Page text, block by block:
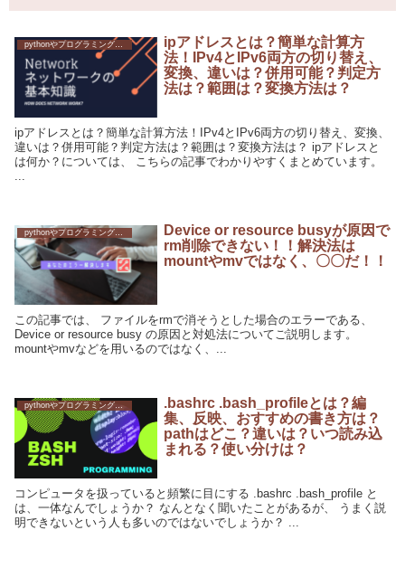
ipアドレスとは？簡単な計算方
法！IPv4とIPv6両方の切り替え、
変換、違いは？併用可能？判定方
法は？範囲は？変換方法は？
ipアドレスとは？簡単な計算方法！IPv4とIPv6両方の切り替え、変換、
違いは？併用可能？判定方法は？範囲は？変換方法は？ ipアドレスと
は何か？については、 こちらの記事でわかりやすくまとめています。
Device or resource busyが原因で
rm削除できない！！解決法は
mountやmvではなく、〇〇だ！！
この記事では、 ファイルをrmで消そうとした場合のエラーである、
Device or resource busy の原因と対処法についてご説明します。
mountやmvなどを用いるのではなく、...
pythonやプログラミングへの挑戦
.bashrc .bash_profileとは？編
集、反映、おすすめの書き方は？
pathはどこ？違いは？いつ読み込
まれる？使い分けは？
コンピュータを扱っていると頻繁に目にする .bashrc .bash_profile と
は、一体なんでしょうか？ なんとなく聞いたことがあるが、 うまく説
明できないという人も多いのではないでしょうか？ ...